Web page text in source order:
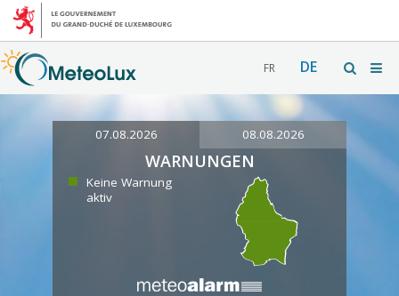
FR DE
07.08.2026 08.08.2026
WARNUNGEN
Keine Warnung
aktiv